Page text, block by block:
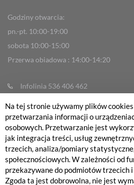
Godziny otwarcia:
pn.-pt. 10:00-19:00
sobota 10:00-15:00
Przerwa obiadowa : 14:00-14:20
Infolinia 536 406 462
info@fabrykarowerow.com
Reklamacje
sklep@fabrykarowerow.com
Serwis 505 700 393
serwis@fabrykarowerow.com
Bikefitting 451 159 109
Na tej stronie używamy plików
przetwarzania informacji o
osobowych. Przetwarzanie jest
jak integracja treści, usług
trzecich, analiza/pomiary
społecznościowych. W zależności od
przekazywane do podmiotów trzecich
Zgoda ta jest dobrowolna, nie jest